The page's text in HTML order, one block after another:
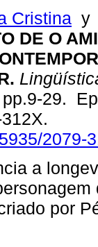
Cristina
DE O
29.
2079-
a
por